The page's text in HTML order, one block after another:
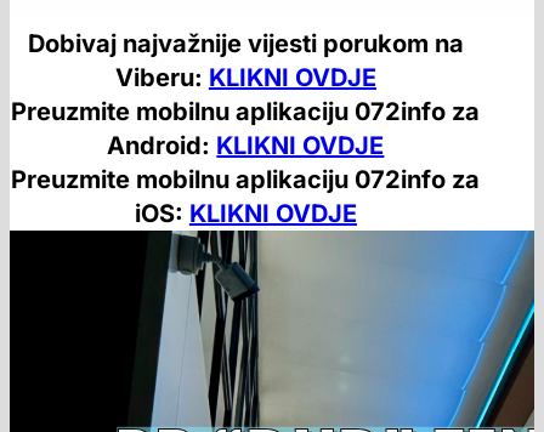
Dobivaj najvažnije vijesti porukom na
Viberu: KLIKNI OVDJE
Preuzmite mobilnu aplikaciju 072info za
Android: KLIKNI OVDJE
Preuzmite mobilnu aplikaciju 072info za
iOS: KLIKNI OVDJE